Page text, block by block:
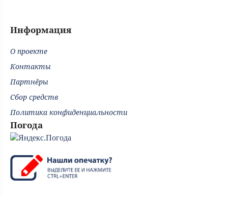
Информация
О проекте
Контакты
Партнёры
Сбор средств
Политика конфиденциальности
Погода